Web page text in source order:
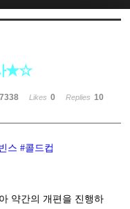
★☆
7338 Likes 0 Replies 10
스 #콜드컵
약간의 개편을 진행하
5
북5